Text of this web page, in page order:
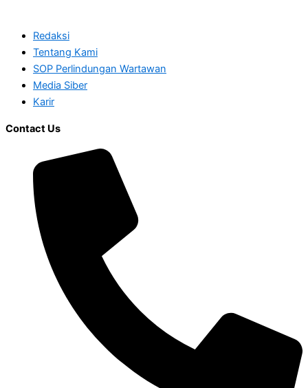
Redaksi
Tentang Kami
SOP Perlindungan Wartawan
Media Siber
Karir
Contact Us